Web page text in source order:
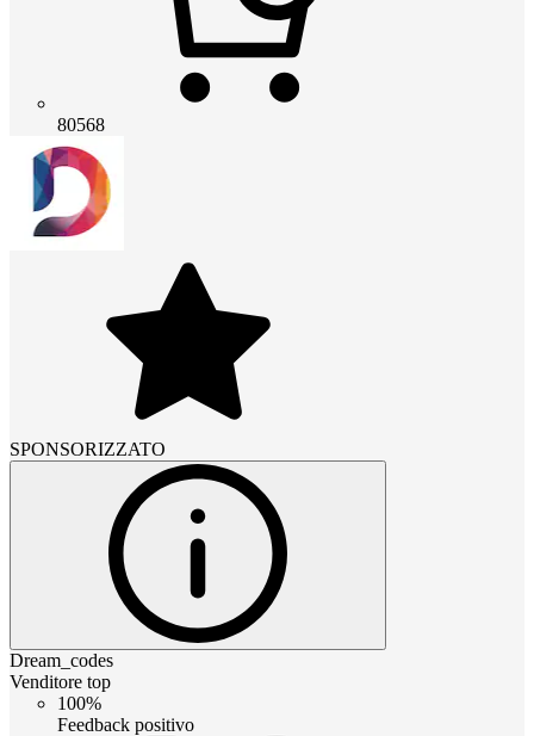
80568
SPONSORIZZATO
Dream_codes
Venditore top
100%
Feedback positivo